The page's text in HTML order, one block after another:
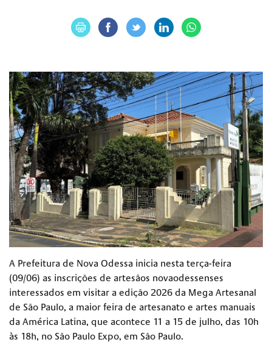
A Prefeitura de Nova Odessa inicia nesta terça-feira
(09/06) as inscrições de artesãos novaodessenses
interessados em visitar a edição 2026 da Mega Artesanal
de São Paulo, a maior feira de artesanato e artes manuais
da América Latina, que acontece 11 a 15 de julho, das 10h
às 18h, no São Paulo Expo, em São Paulo.